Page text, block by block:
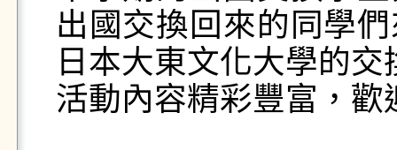
出國交換回來的同學
日本大東文化大學的交
活動內容精彩豐富，